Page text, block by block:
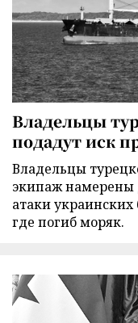
Владельцы
подадут иск
Владельцы
экипаж намерены
атаки
где погиб моряк.